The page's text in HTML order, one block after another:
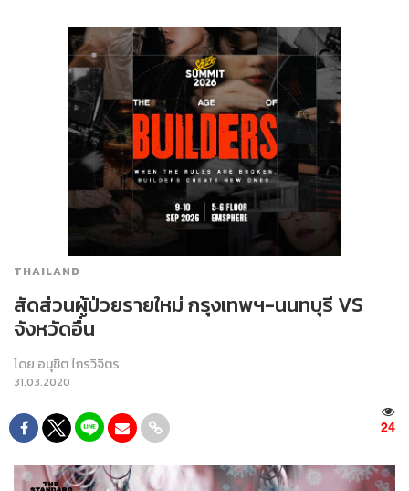
THAILAND
สัดส่วนผู้ป่วยรายใหม่ กรุงเทพฯ-นนทบุรี VS
จังหวัดอื่น
โดย อนุชิต ไกรวิจิตร
31.03.2020
24